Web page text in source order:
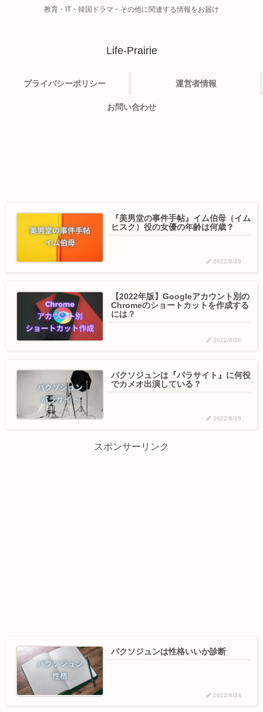
教育・IT・韓国ドラマ・その他に関連する情報をお届け
Life-Prairie
プライバシーポリシー 運営者情報
お問い合わせ
『美男堂の事件手帖』イム伯母（イム
ヒスク）役の女優の年齢は何歳？
2022/8/29
【2022年版】Googleアカウント別の
Chromeのショートカットを作成する
には？
2022/8/26
パクソジュンは『パラサイト』に何役
でカメオ出演している？
2022/8/25
スポンサーリンク
パクソジュンは性格いいか診断
2022/8/24